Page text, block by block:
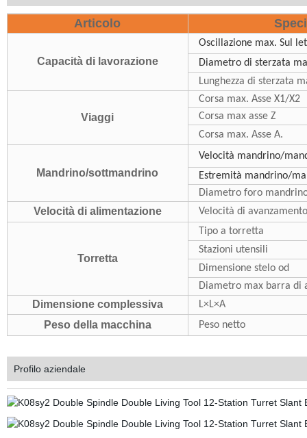
Articolo
Capacità di lavorazione
Oscillazione max. Sul
Diametro di sterzata
Lunghezza di sterzata
Viaggi
Corsa max. Asse X1/X2
Corsa max asse Z
Corsa max. Asse A.
Mandrino/sottmandrino
Velocità mandrino/
Estremità mandrino/
Diametro foro
Velocità di alimentazione Velocità di
Torretta
Tipo a torretta
Stazioni utensili
Dimensione stelo od
Diametro max barra di
Dimensione complessiva L×L×A
Peso della macchina Peso netto
Profilo aziendale